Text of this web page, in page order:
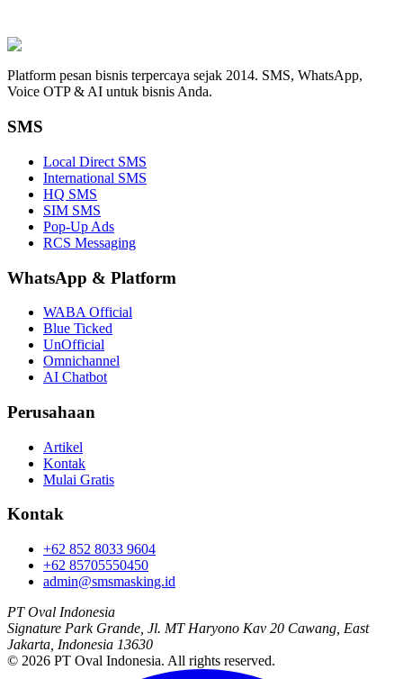
Platform pesan bisnis terpercaya sejak 2014. SMS, WhatsApp,
Voice OTP & AI untuk bisnis Anda.
SMS
Local Direct SMS
International SMS
HQ SMS
SIM SMS
Pop-Up Ads
RCS Messaging
WhatsApp & Platform
WABA Official
Blue Ticked
UnOfficial
Omnichannel
AI Chatbot
Perusahaan
Artikel
Kontak
Mulai Gratis
Kontak
+62 852 8033 9604
+62 85705550450
admin@smsmasking.id
PT Oval Indonesia
Signature Park Grande, Jl. MT Haryono Kav 20 Cawang, East
Jakarta, Indonesia 13630
© 2026 PT Oval Indonesia. All rights reserved.